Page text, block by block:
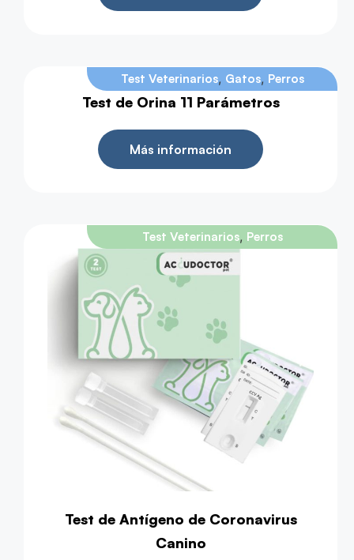
Test Veterinarios, Gatos, Perros
Test de Orina 11 Parámetros
Más información
Test Veterinarios, Perros
Test de Antígeno de Coronavirus
Canino